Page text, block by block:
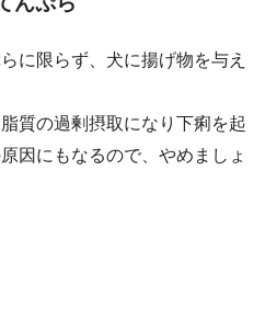
に限らず、犬に揚げ物を与え
質の過剰摂取になり下痢を起
因にもなるので、やめましょ